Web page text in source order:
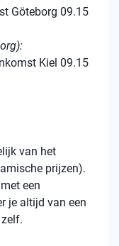
Göteborg 09.15
Kiel 09.15
van het
prijzen).
een
je altijd van een